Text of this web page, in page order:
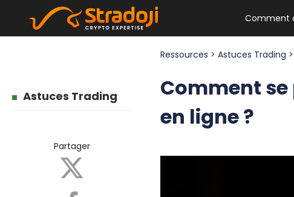
Comment
Astuces Trading
Partager
Ressources >Astuces Trading
Comment
en ligne ?